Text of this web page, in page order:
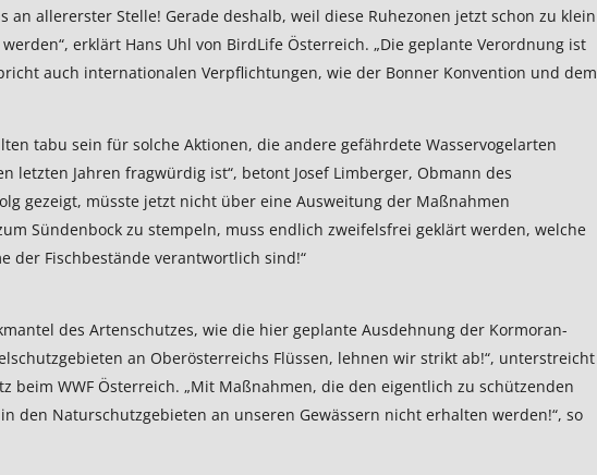
allererster Stelle! Gerade deshalb, weil diese Ruhezonen jetzt schon zu klein
erklärt Hans Uhl von BirdLife Österreich. „Die geplante Verordnung ist
auch internationalen Verpflichtungen, wie der Bonner Konvention und dem
tabu sein für solche Aktionen, die andere gefährdete Wasservogelarten
letzten Jahren fragwürdig ist“, betont Josef Limberger, Obmann des
gezeigt, müsste jetzt nicht über eine Ausweitung der Maßnahmen
Sündenbock zu stempeln, muss endlich zweifelsfrei geklärt werden, welche
der Fischbestände verantwortlich sind!“
des Artenschutzes, wie die hier geplante Ausdehnung der Kormoran-
an Oberösterreichs Flüssen, lehnen wir strikt ab!“, unterstreicht
beim WWF Österreich. „Mit Maßnahmen, die den eigentlich zu schützenden
den Naturschutzgebieten an unseren Gewässern nicht erhalten werden!“, so